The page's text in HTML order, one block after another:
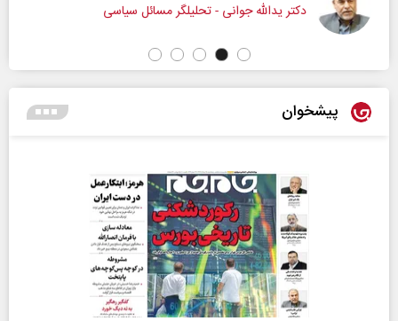
دکتر یدالله جوانی - تحلیلگر مسائل سیاسی
پیشخوان